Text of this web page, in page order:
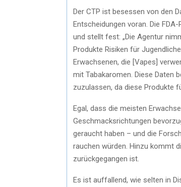
Der CTP ist besessen von den
Entscheidungen voran. Die
und stellt fest: „Die Agentur
Produkte Risiken für
Erwachsenen, die [Vapes]
mit Tabakaromen. Diese Daten
zuzulassen, da diese Produkte
Egal, dass die meisten
Geschmacksrichtungen
geraucht haben – und die
rauchen würden. Hinzu kommt
zurückgegangen ist.
Es ist auffallend, wie selten in